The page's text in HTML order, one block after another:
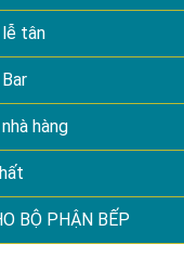
tân
hàng
BỘ PHẬN BẾP